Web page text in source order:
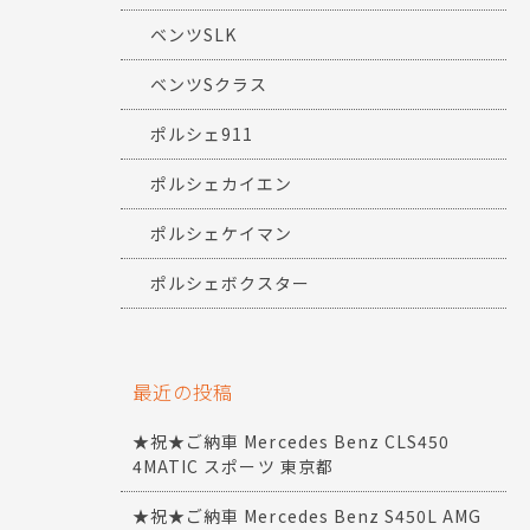
ベンツSLK
ベンツSクラス
ポルシェ911
ポルシェカイエン
ポルシェケイマン
ポルシェボクスター
最近の投稿
★祝★ご納車 Mercedes Benz CLS450
4MATIC スポーツ 東京都
★祝★ご納車 Mercedes Benz S450L AMG